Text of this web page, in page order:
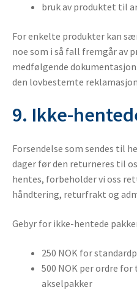
bruk av produktet til
For enkelte produkter kan
noe som i så fall fremgår av
medfølgende
den lovbestemte
9. Ikke-
Forsendelse som sendes til
dager før den returneres til
hentes, forbeholder vi oss
håndtering, returfrakt og
Gebyr for ikke-hentede
250 NOK for
500 NOK per ordre
akselpakker